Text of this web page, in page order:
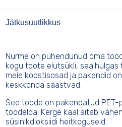
Jätkusuutlikkus
Nurme on pühendunud oma
kogu toote elutsükli,
meie koostisosad ja pakendid
keskkonda säästvad.
See toode on pakendatud
töödelda. Kerge kaal aitab
süsinikdioksiidi heitkoguseid.